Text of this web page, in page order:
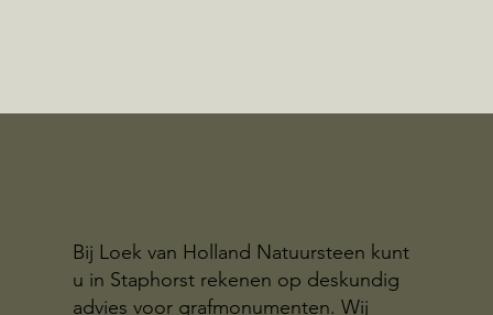
Bij Loek van Holland Natuursteen kunt
u in Staphorst rekenen op deskundig
advies voor grafmonumenten. Wij